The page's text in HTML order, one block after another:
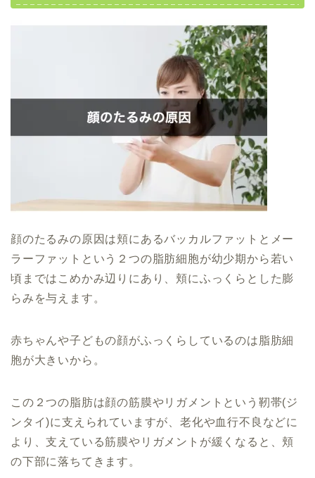
顔のたるみの原因は頬にあるバッカルファットとメー
ラーファットという２つの脂肪細胞が幼少期から若い
頃まではこめかみ辺りにあり、頬にふっくらとした膨
らみを与えます。
赤ちゃんや子どもの顔がふっくらしているのは脂肪細
胞が大きいから。
この２つの脂肪は顔の筋膜やリガメントという靭帯(ジ
ンタイ)に支えられていますが、老化や血行不良などに
より、支えている筋膜やリガメントが緩くなると、頬
の下部に落ちてきます。